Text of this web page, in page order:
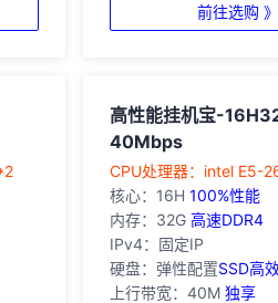
前往选购 》
高性能挂机宝-
40Mbps
‎CPU处理器：intel E5-
核心：16H100%性能
内存：32G高速DDR4
IPv4：固定IP
硬盘：弹性配置SSD高
上行带宽：40M独享